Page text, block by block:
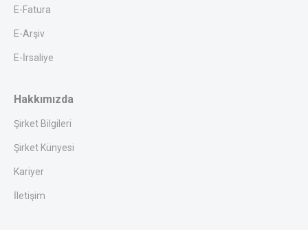
E-Fatura
E-Arşiv
E-İrsaliye
Hakkımızda
Şirket Bilgileri
Şirket Künyesi
Kariyer
İletişim